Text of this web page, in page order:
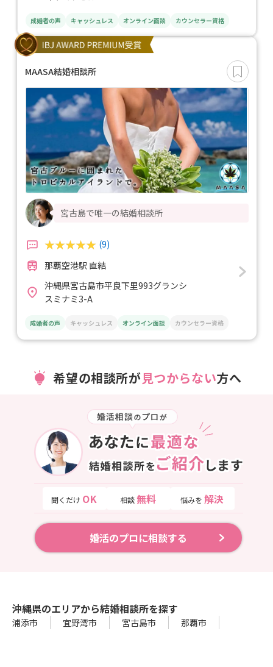
成婚者の声 キャッシュレス オンライン面談 カウンセラー資格
MAASA結婚相談所
宮古島で唯一の結婚相談所
(9)
那覇空港駅 直結
沖縄県宮古島市平良下里993グランシ
スミナミ3-A
成婚者の声 キャッシュレス オンライン面談 カウンセラー資格
希望の相談所が見つからない方へ
聞くだけ OK 相談 無料 悩みを 解決
婚活のプロに相談する
沖縄県のエリアから結婚相談所を探す
浦添市 宜野湾市 宮古島市 那覇市